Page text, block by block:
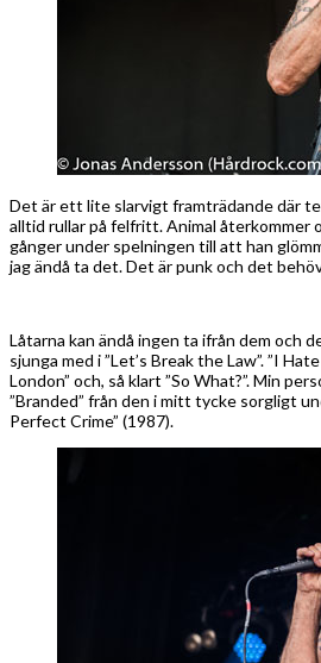
Det är ett lite slarvigt framträdande där
alltid rullar på felfritt. Animal återkommer
gånger under spelningen till att han
jag ändå ta det. Det är punk och det
Låtarna kan ändå ingen ta ifrån dem och
sjunga med i ”Let’s Break the Law”. ”I
London” och, så klart ”So What?”. Min
”Branded” från den i mitt tycke sorgligt
Perfect Crime” (1987).